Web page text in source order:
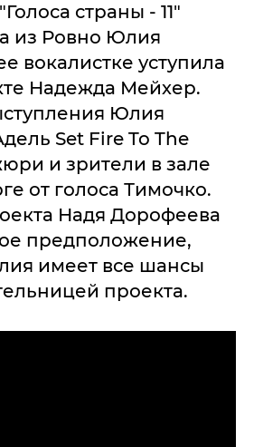
страны - 11"
из Ровно Юлия
вокалистке уступила
Надежда Мейхер.
Юлия
Set Fire To The
и зрители в зале
от голоса Тимочко.
Надя Дорофеева
предположение,
имеет все шансы
проекта.